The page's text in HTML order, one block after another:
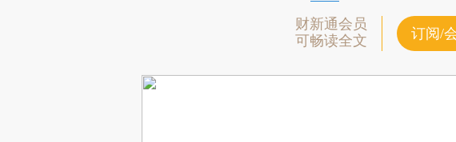
财新通会员
可畅读全文
订阅/